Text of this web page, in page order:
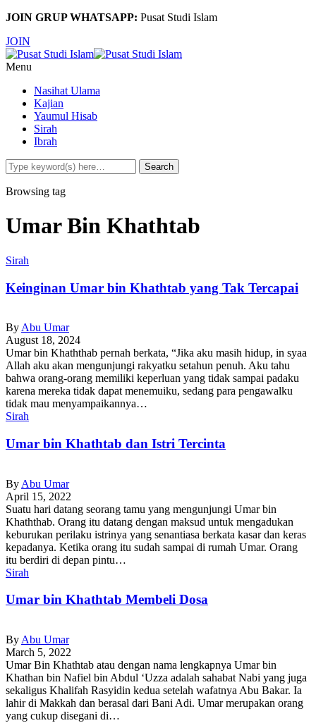
JOIN GRUP WHATSAPP: Pusat Studi Islam
JOIN
Menu
Nasihat Ulama
Kajian
Yaumul Hisab
Sirah
Ibrah
Browsing tag
Umar Bin Khathtab
Sirah
Keinginan Umar bin Khathtab yang Tak Tercapai
By Abu Umar
August 18, 2024
Umar bin Khaththab pernah berkata, “Jika aku masih hidup, in syaa
Allah aku akan mengunjungi rakyatku setahun penuh. Aku tahu
bahwa orang-orang memiliki keperluan yang tidak sampai padaku
karena mereka tidak dapat menemuiku, sedang para pengawalku
tidak mau menyampaikannya…
Sirah
Umar bin Khathtab dan Istri Tercinta
By Abu Umar
April 15, 2022
Suatu hari datang seorang tamu yang mengunjungi Umar bin
Khaththab. Orang itu datang dengan maksud untuk mengadukan
keburukan perilaku istrinya yang senantiasa berkata kasar dan keras
kepadanya. Ketika orang itu sudah sampai di rumah Umar. Orang
itu berdiri di depan pintu…
Sirah
Umar bin Khathtab Membeli Dosa
By Abu Umar
March 5, 2022
Umar Bin Khathtab atau dengan nama lengkapnya Umar bin
Khathan bin Nafiel bin Abdul ‘Uzza adalah sahabat Nabi yang juga
sekaligus Khalifah Rasyidin kedua setelah wafatnya Abu Bakar. Ia
lahir di Makkah dan berasal dari Bani Adi. Umar merupakan orang
yang cukup disegani di…